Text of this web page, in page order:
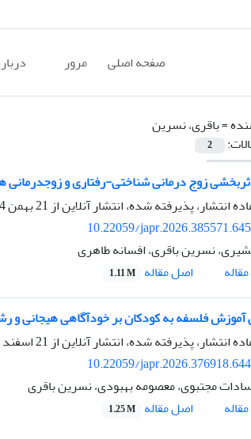
صفحه اصلی مرور
=باقری، نسرین
2
زوج ‏درمانی شناختی-رفتاری و زوج‏درمانی
انتشار، پذیرفته شده، انتشار آنلاین از21 بهمن 1404
10.22059/
نسرین باقری، افسانه طاهری
اصل مقاله 1.11 M
فلسفه به کودکان بر خودآگاهی هیجانی و رشد
انتشار، پذیرفته شده، انتشار آنلاین از21 اسفند 1404
10.22059/
مجتبوی، معصومه بهبودی، نسرین باقری
اصل مقاله 1.25 M